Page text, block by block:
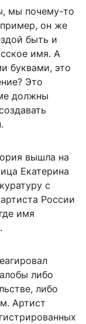
мы почему-то
он же
быть и
имя. А
буквами, это
Это
должны
вышла на
Екатерина
с
России
имя
либо
либо
Артист